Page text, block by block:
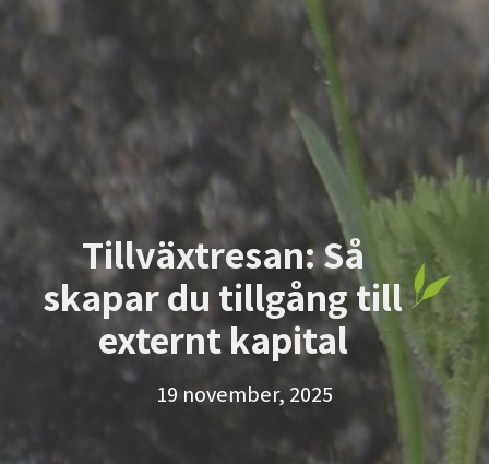
Tillväxtresan: Så
skapar du tillgång till
externt kapital
19 november, 2025